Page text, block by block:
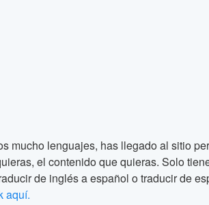
mucho lenguajes, has llegado al sitio
el contenido que quieras. Solo
de inglés a español o traducir de
aquí.